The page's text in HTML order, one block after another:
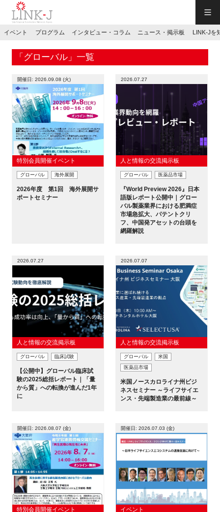
特別会員専用メニュー
施設ご予約
お問い合わせ
イベント
プログラム
インタビュー・コラム
ニュース・掲示板
LINK-Jを知る
特別会員
FAQ
イベントお知らせメール登録
イベント プログラム インタビュー・コラム ニュース・掲示板 LINK-Jを
「グローバル」一覧
開催日: 2026.09.08 (火)
特別会員開催イベント
グローバル 海外展開
2026年度 第1回 海外展開サ
ポートセミナー
2026.07.27
人と情報の交流掲示板
グローバル 医薬品市場
『World Preview 2026』日本
語版レポート公開中｜グロー
バル製薬業界における肥満症
市場急拡大、パテントクリ
フ、中国発アセットの台頭を
網羅解説
2026.07.27
人と情報の交流掲示板
グローバル 臨床試験
【公開中】グローバル臨床試
験の2025総括レポート｜「量
から質」への転換が進んだ1年
に
2026.07.07
人と情報の交流掲示板
グローバル
米国
医薬品市場
米国ノースカロライナ州ビジ
ネスセミナー ～ライフサイエ
ンス・先端製造業の最前線～
開催日: 2026.08.07 (金)
特別会員開催イベント
開催日: 2026.07.03 (金)
イベント